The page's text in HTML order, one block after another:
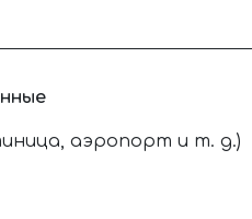
аэропорт и т. д.)